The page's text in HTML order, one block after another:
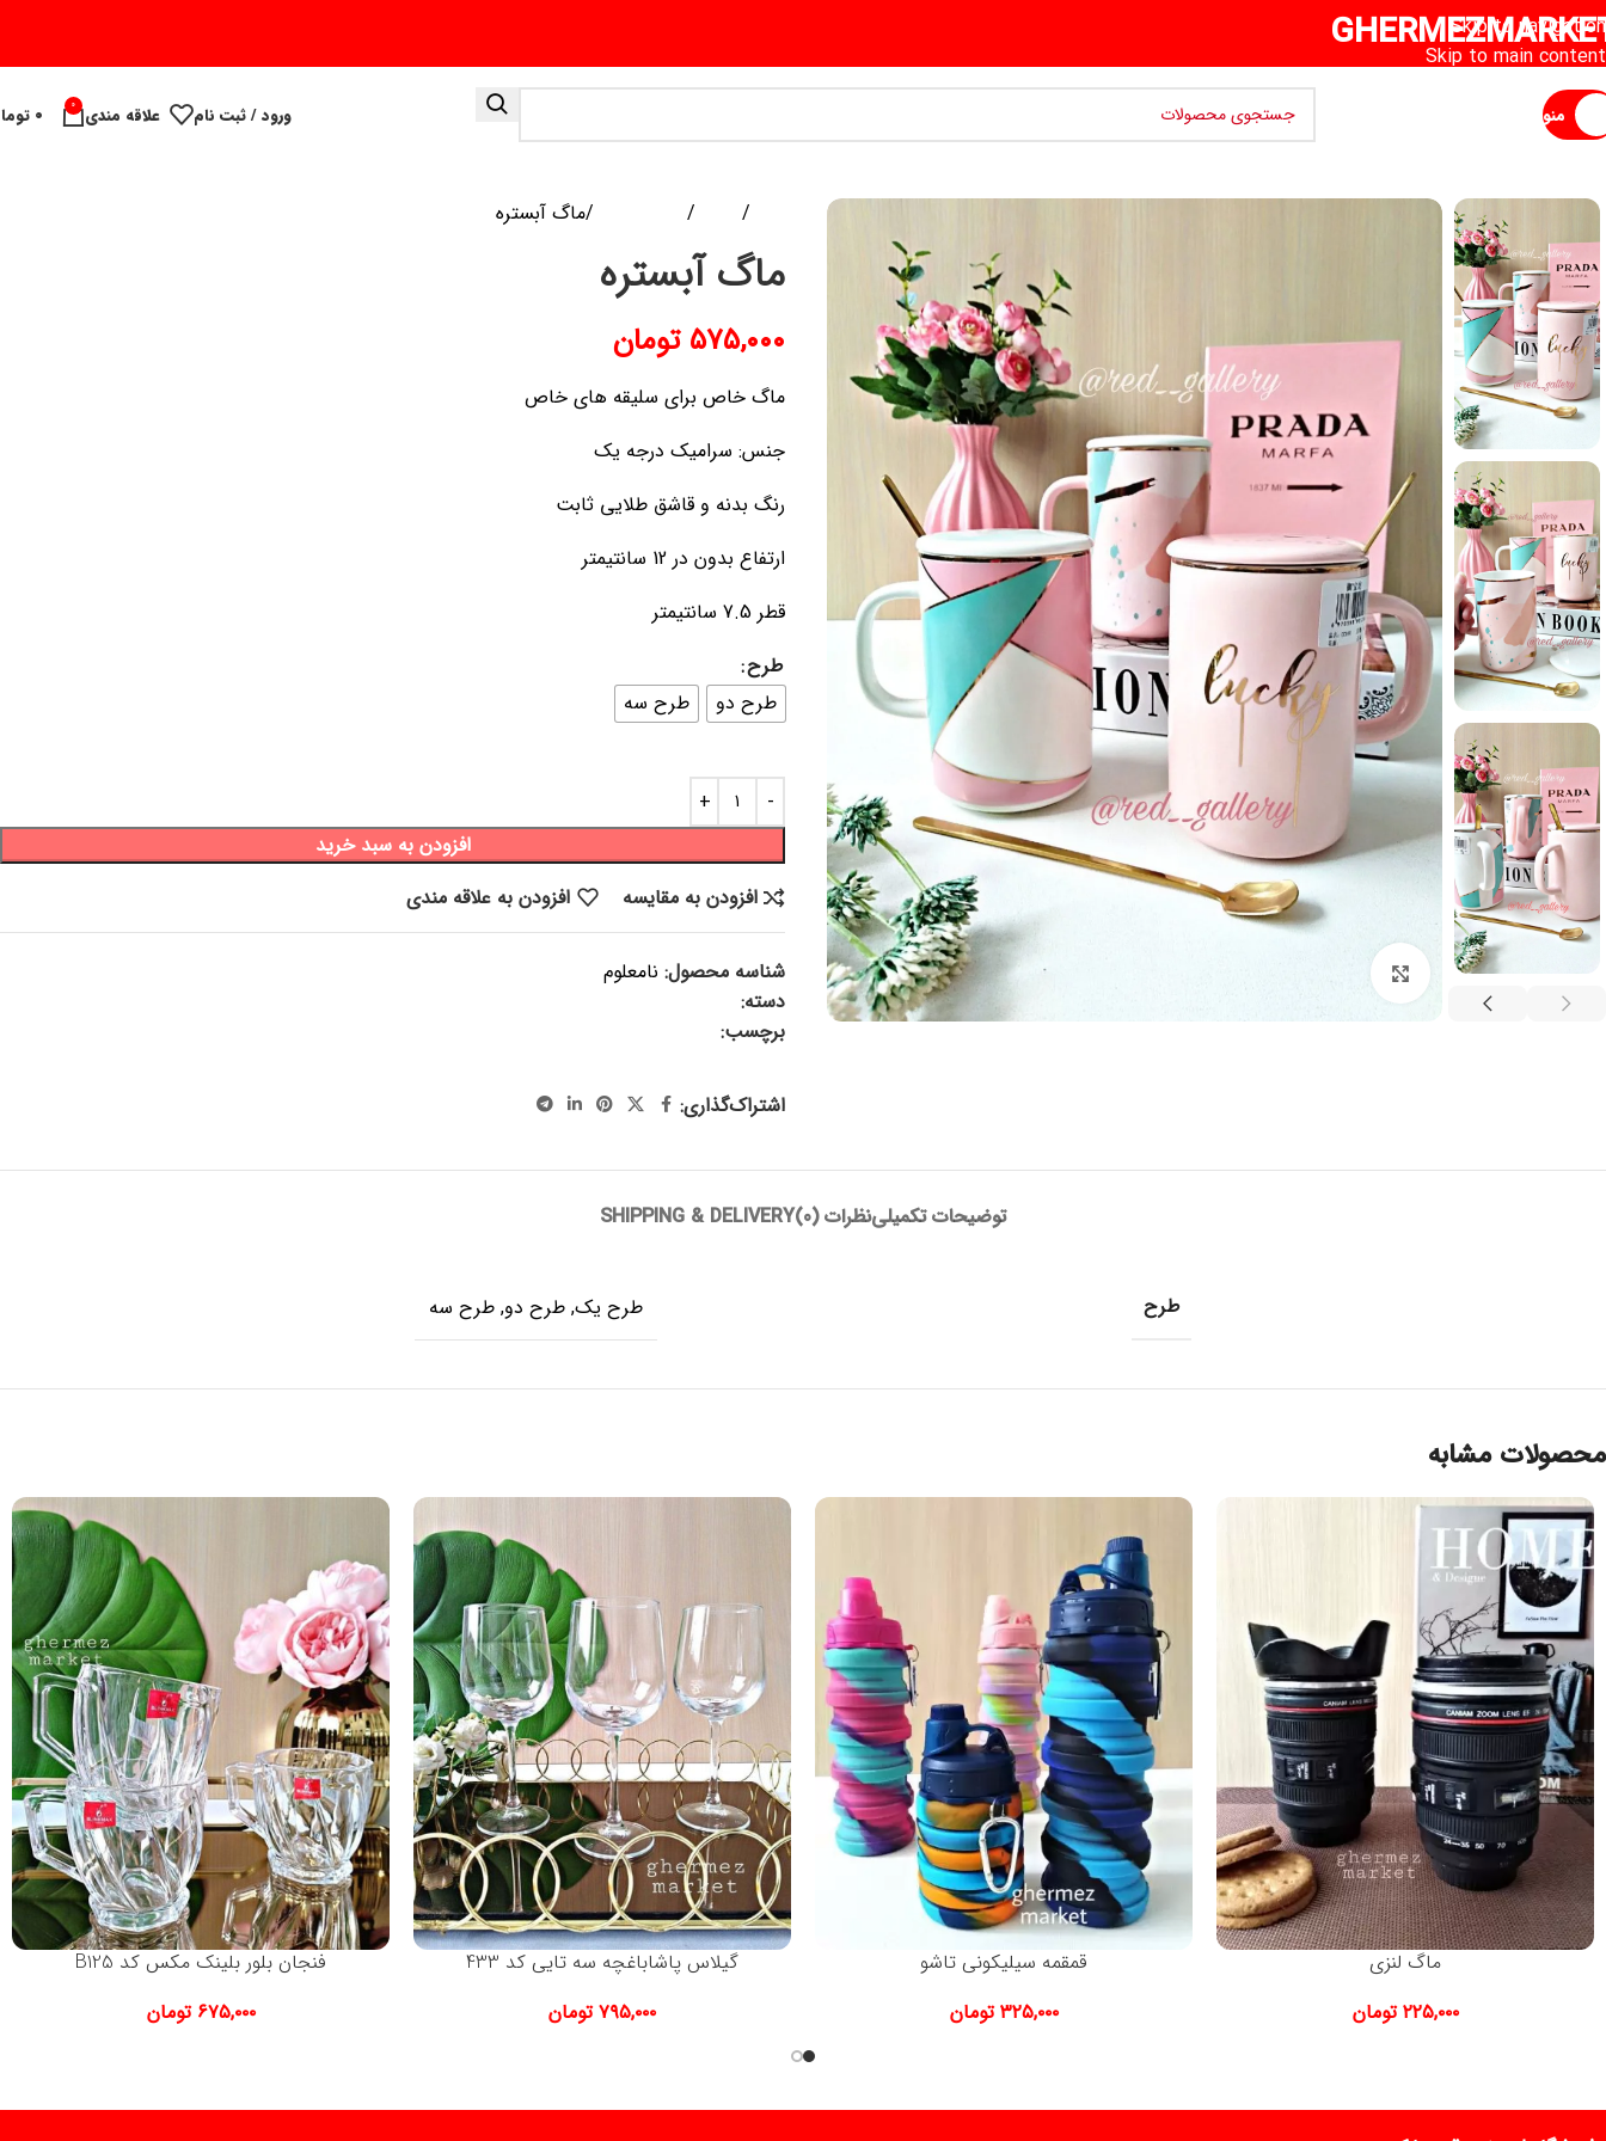
Skip to navigation
Skip to main content
منو ورود / ثبت نام علاقه مندی 0 ۰
ماگ آبستره
ماگ آبستره
۵۷۵,۰۰۰ تومان
ماگ خاص برای سلیقه های خاص
جنس: سرامیک درجه یک
رنگ بدنه و قاشق طلایی ثابت
ارتفاع بدون در 12 سانتیمتر
قطر 7.5 سانتیمتر
طرح
طرح دو
طرح سه
افزودن به سبد خرید
افزودن به مقایسه
افزودن به علاقه مندی
شناسه محصول: نامعلوم
دسته:
برچسب:
اشتراک‌گذاری:
توضیحات تکمیلینظرات (0) SHIPPING & DELIVERY
طرح طرح یک, طرح دو, طرح سه
محصولات مشابه
ماگ لنزی
۲۲۵,۰۰۰ تومان
قمقمه سیلیکونی تاشو
۳۲۵,۰۰۰ تومان
گیلاس پاشاباغچه سه تایی کد 433
۷۹۵,۰۰۰ تومان
فنجان بلور بلینک مکس کد B125
۶۷۵,۰۰۰ تومان